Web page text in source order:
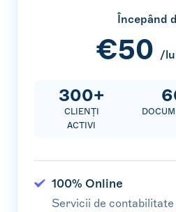
Începând
€50 /
300+
CLIENȚI
ACTIVI
100% Online
Servicii de